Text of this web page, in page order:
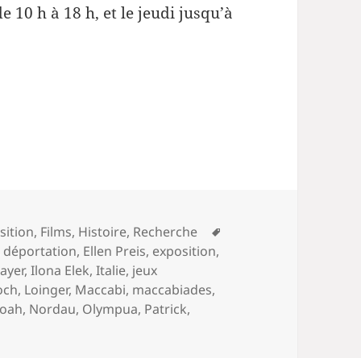
10 h à 18 h, et le jeudi jusqu’à
, Films, Histoire, Recherche
déportation, Ellen Preis, exposition,
,Ilona Elek,Italie, jeux
, Loinger, Maccabi, maccabiades,
, Nordau, Olympua, Patrick,